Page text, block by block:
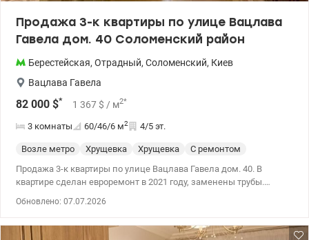
Продажа 3-к квартиры по улице Вацлава
Гавела дом. 40 Соломенский район
Берестейская, Отрадный, Соломенский, Киев
Вацлава Гавела
82 000 $* 1 367 $ / м2*
3 комнаты 60/46/6 м2 4/5 эт.
Возле метро Хрущевка Хрущевка
С ремонтом
Продажа 3-к квартиры по улице Вацлава Гавела дом. 40. В
квартире сделан евроремонт в 2021 году, заменены трубы.
озером, парк Мамаева слобода. Рядом в 100 м новый
Обновлено: 07.07.2026